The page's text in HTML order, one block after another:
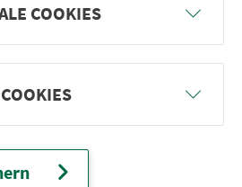
weiter
COOKIES